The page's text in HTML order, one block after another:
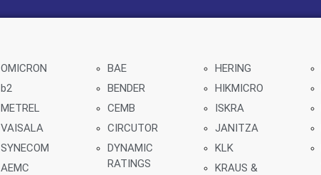
OMICRON
b2
METREL
VAISALA
SYNECOM
AEMC
BAE
BENDER
CEMB
CIRCUTOR
DYNAMIC
RATINGS
HERING
HIKMICRO
ISKRA
JANITZA
KLK
KRAUS &